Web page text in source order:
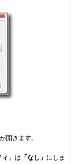
開きます。
」 は 「なし」 にしま